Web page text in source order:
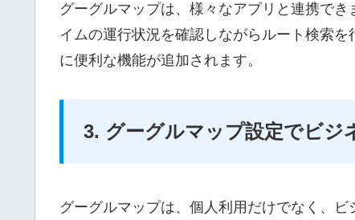
グーグルマップは、様々なアプリと連携で
イムの運行状況を確認しながらルート検索
に便利な機能が追加されます。
3. グーグルマップ設定でビジ
グーグルマップは、個人利用だけでなく、